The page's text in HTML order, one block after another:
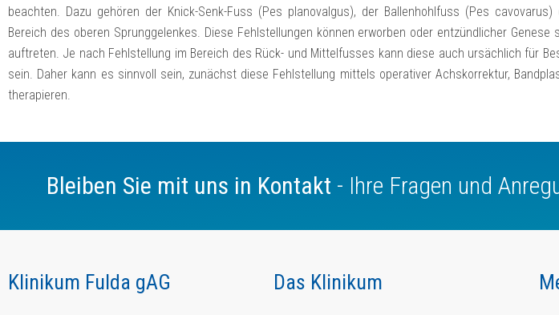
beachten. Dazu gehören der Knick-Senk-Fuss (Pes planovalgus), der Ballenhohlfuss (Pes
Bereich des oberen Sprunggelenkes. Diese Fehlstellungen können erworben oder entzündlicher Genese
auftreten. Je nach Fehlstellung im Bereich des Rück- und Mittelfusses kann diese auch ursächlich für
sein. Daher kann es sinnvoll sein, zunächst diese Fehlstellung mittels operativer Achskorrektur,
therapieren.
Bleiben Sie mit uns in Kontakt - Ihre Fragen und
Klinikum Fulda gAG Das Klinikum